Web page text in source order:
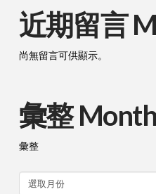
近期留言
尚無留言可供顯示。
彙整 Month
彙整